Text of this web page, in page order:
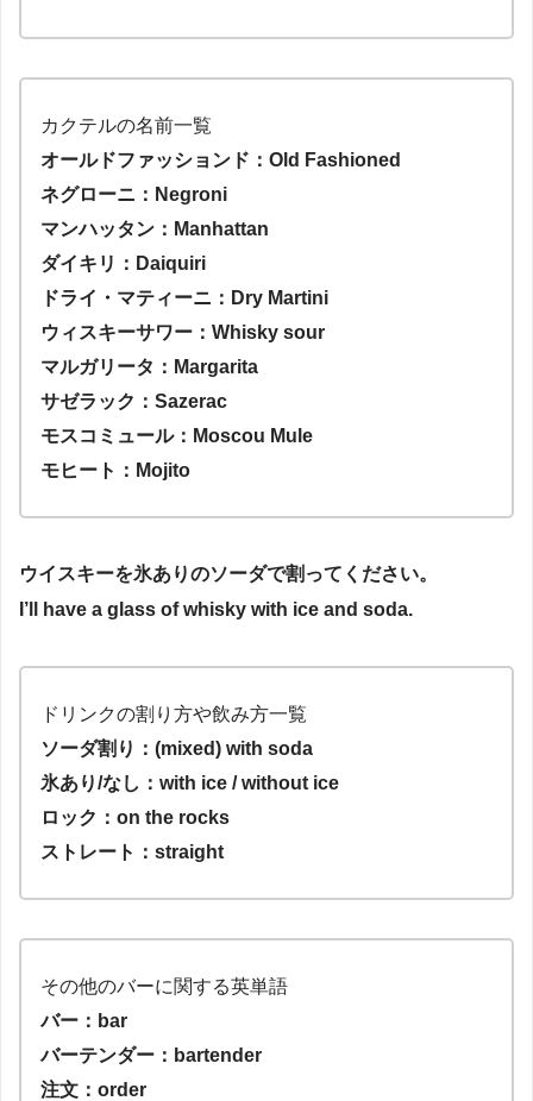
カクテルの名前一覧
オールドファッションド：Old Fashioned
ネグローニ：Negroni
マンハッタン：Manhattan
ダイキリ：Daiquiri
ドライ・マティーニ：Dry Martini
ウィスキーサワー：Whisky sour
マルガリータ：Margarita
サゼラック：Sazerac
モスコミュール：Moscou Mule
モヒート：Mojito
ウイスキーを氷ありのソーダで割ってください。
I’ll have a glass of whisky with ice and soda.
ドリンクの割り方や飲み方一覧
ソーダ割り：(mixed) with soda
氷あり/なし：with ice / without ice
ロック：on the rocks
ストレート：straight
その他のバーに関する英単語
バー：bar
バーテンダー：bartender
注文：order